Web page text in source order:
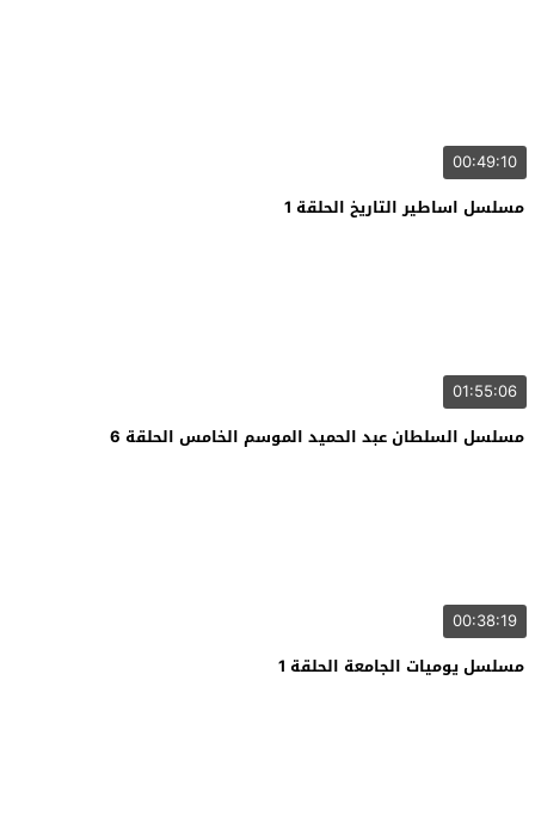
00:49:10
مسلسل اساطير التاريخ الحلقة 1
01:55:06
مسلسل السلطان عبد الحميد الموسم الخامس الحلقة 6
00:38:19
مسلسل يوميات الجامعة الحلقة 1